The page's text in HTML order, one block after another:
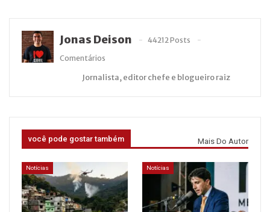
Jonas Deison
44212 Posts
Comentários
Jornalista, editor chefe e blogueiro raiz
você pode gostar também Mais Do Autor
Notícias Notícias